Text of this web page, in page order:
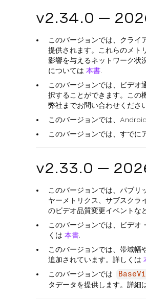
v2.34.0 —
このバージョンでは、クライ
提供されます。これらのメト
影響を与えるネットワーク状
については 本書.
このバージョンでは、ビデオ
択することができます。この
弊社までお問い合わせくださ
このバージョンでは、
このバージョンでは、すでに
v2.33.0 —
このバージョンでは、パブリ
ヤーメトリクス、サブスクラ
のビデオ品質変更イベントな
このバージョンでは、ビデオ
くは 本書.
このバージョンでは、帯域幅
追加されています。詳しくは
このバージョンでは
タデータを提供します。詳細